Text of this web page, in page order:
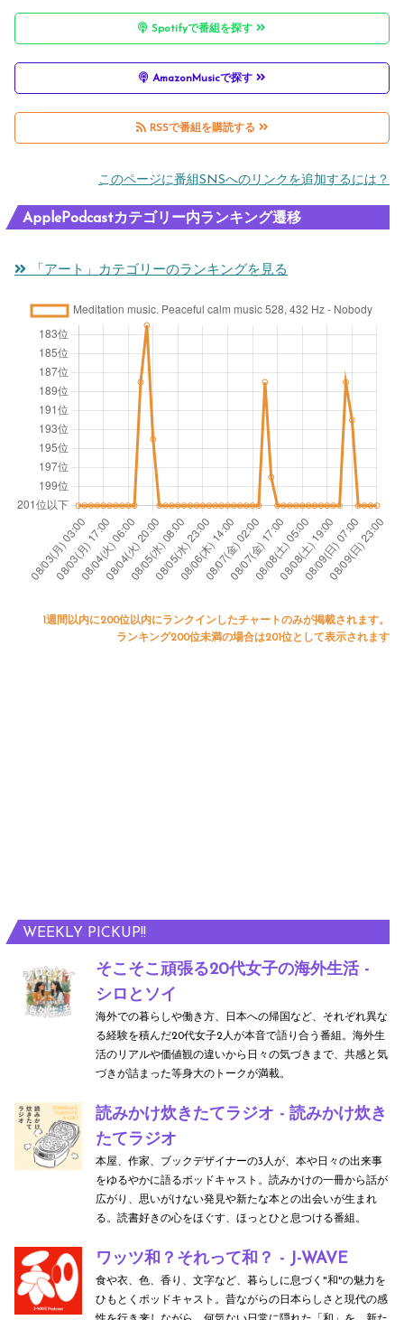
WEEKLY PICKUP!!
そこそこ頑張る20代女子の海外生活 -
シロとソイ
海外での暮らしや働き方、日本への帰国など、それぞれ異な
る経験を積んだ20代女子2人が本音で語り合う番組。海外生
活のリアルや価値観の違いから日々の気づきまで、共感と気
づきが詰まった等身大のトークが満載。
読みかけ炊きたてラジオ - 読みかけ炊き
たてラジオ
本屋、作家、ブックデザイナーの3人が、本や日々の出来事
をゆるやかに語るポッドキャスト。読みかけの一冊から話が
広がり、思いがけない発見や新たな本との出会いが生まれ
る。読書好きの心をほぐす、ほっとひと息つける番組。
ワッツ和？それって和？ - J-WAVE
食や衣、色、香り、文字など、暮らしに息づく"和"の魅力を
ひもとくポッドキャスト。昔ながらの日本らしさと現代の感
Spotifyで番組を探す
AmazonMusicで探す
RSSで番組を購読する
このページに番組SNSへのリンクを追加するには？
ApplePodcastカテゴリー内ランキング遷移
「アート」カテゴリーのランキングを見る
1週間以内に200位以内にランクインしたチャートのみが掲載されます。
ランキング200位未満の場合は201位として表示されます